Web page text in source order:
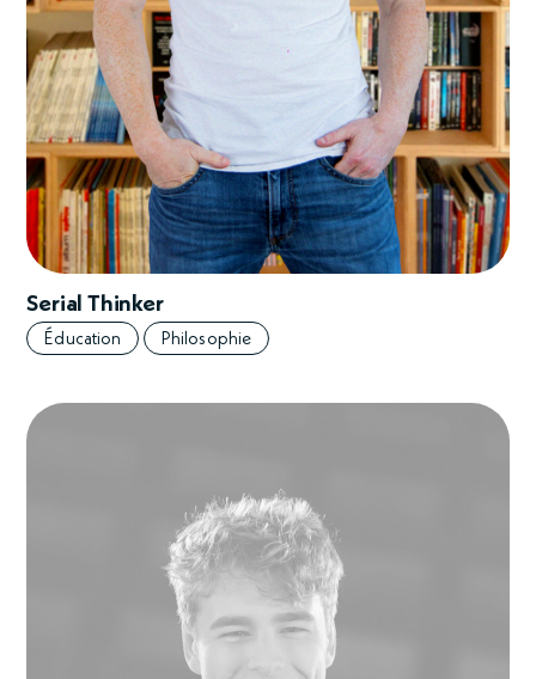
Serial Thinker
Éducation Philosophie